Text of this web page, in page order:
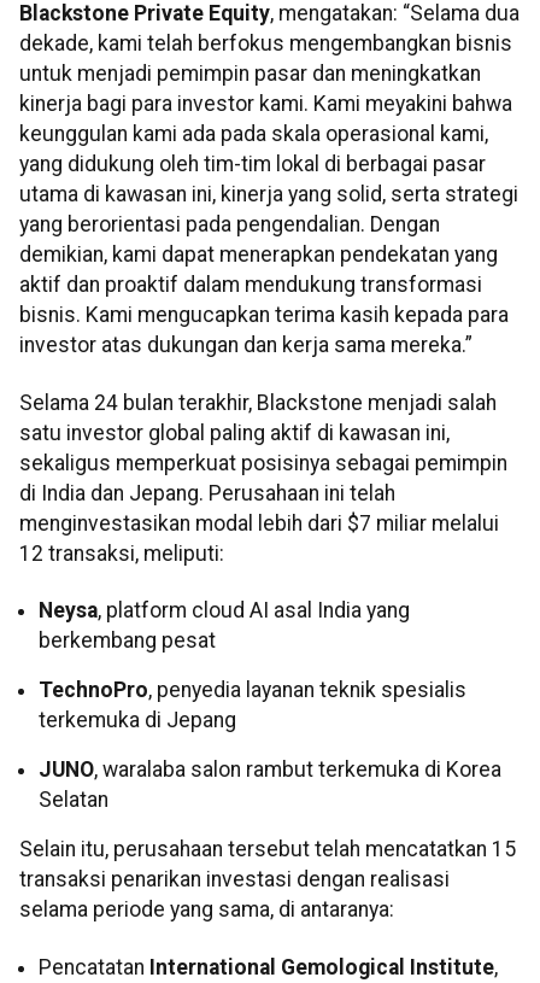
Blackstone Private Equity, mengatakan: “Selama dua
dekade, kami telah berfokus mengembangkan bisnis
untuk menjadi pemimpin pasar dan meningkatkan
kinerja bagi para investor kami. Kami meyakini bahwa
keunggulan kami ada pada skala operasional kami,
yang didukung oleh tim-tim lokal di berbagai pasar
utama di kawasan ini, kinerja yang solid, serta strategi
yang berorientasi pada pengendalian. Dengan
demikian, kami dapat menerapkan pendekatan yang
aktif dan proaktif dalam mendukung transformasi
bisnis. Kami mengucapkan terima kasih kepada para
investor atas dukungan dan kerja sama mereka.”
Selama 24 bulan terakhir, Blackstone menjadi salah
satu investor global paling aktif di kawasan ini,
sekaligus memperkuat posisinya sebagai pemimpin
di India dan Jepang. Perusahaan ini telah
menginvestasikan modal lebih dari $7 miliar melalui
12 transaksi, meliputi:
Neysa, platform cloud AI asal India yang
berkembang pesat
TechnoPro, penyedia layanan teknik spesialis
terkemuka di Jepang
JUNO, waralaba salon rambut terkemuka di Korea
Selatan
Selain itu, perusahaan tersebut telah mencatatkan 15
transaksi penarikan investasi dengan realisasi
selama periode yang sama, di antaranya:
Pencatatan International Gemological Institute,